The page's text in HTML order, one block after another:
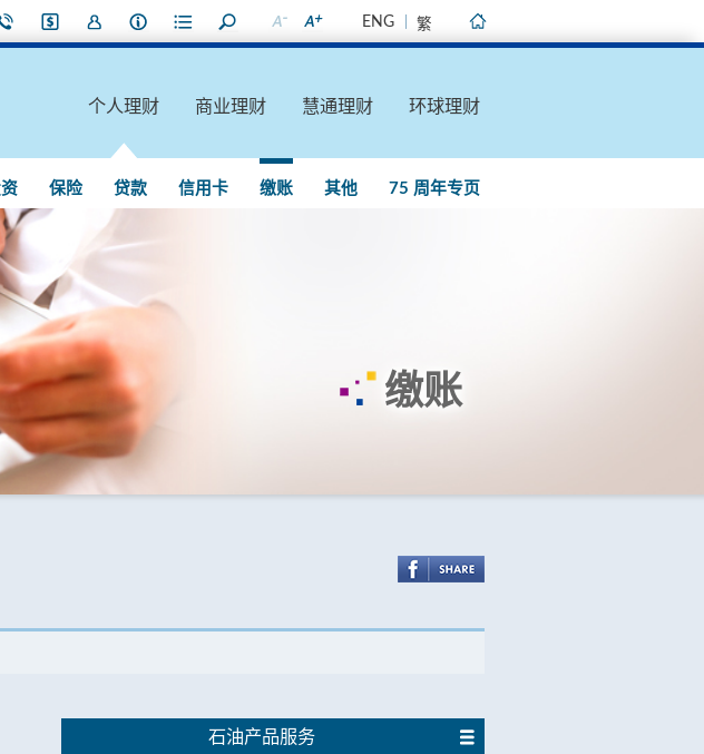
ENG 繁
个人理财 商业理财 慧通理财 环球理财
保险 贷款 信用卡 缴账 其他 75 周年专页
缴账
石油产品服务